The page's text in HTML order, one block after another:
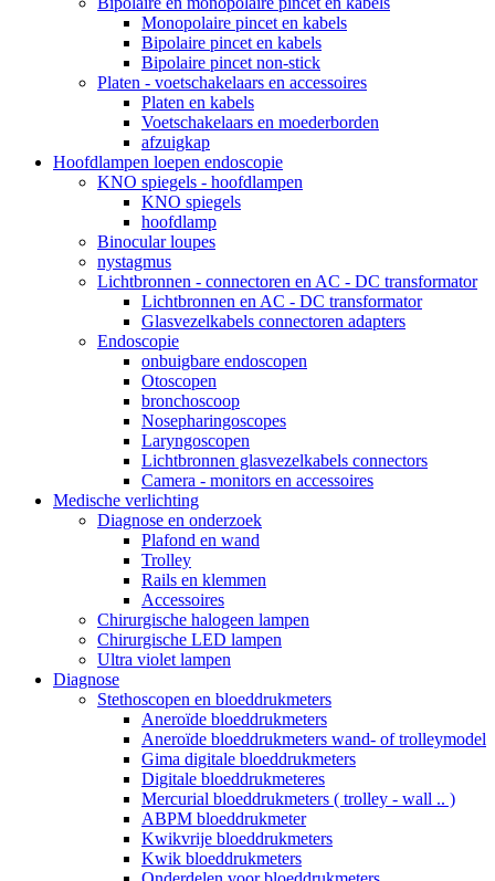
Monopolaire pincet en kabels
Bipolaire pincet en kabels
Bipolaire pincet non-stick
Platen - voetschakelaars en accessoires
Platen en kabels
Voetschakelaars en moederborden
afzuigkap
Hoofdlampen loepen endoscopie
KNO spiegels - hoofdlampen
KNO spiegels
hoofdlamp
Binocular loupes
nystagmus
Lichtbronnen - connectoren en AC - DC transformator
Lichtbronnen en AC - DC transformator
Glasvezelkabels connectoren adapters
Endoscopie
onbuigbare endoscopen
Otoscopen
bronchoscoop
Nosepharingoscopes
Laryngoscopen
Lichtbronnen glasvezelkabels connectors
Camera - monitors en accessoires
Medische verlichting
Diagnose en onderzoek
Plafond en wand
Trolley
Rails en klemmen
Accessoires
Chirurgische halogeen lampen
Chirurgische LED lampen
Ultra violet lampen
Diagnose
Stethoscopen en bloeddrukmeters
Aneroïde bloeddrukmeters
Aneroïde bloeddrukmeters wand- of trolleymodel
Gima digitale bloeddrukmeters
Digitale bloeddrukmeteres
Mercurial bloeddrukmeters ( trolley - wall .. )
ABPM bloeddrukmeter
Kwikvrije bloeddrukmeters
Kwik bloeddrukmeters